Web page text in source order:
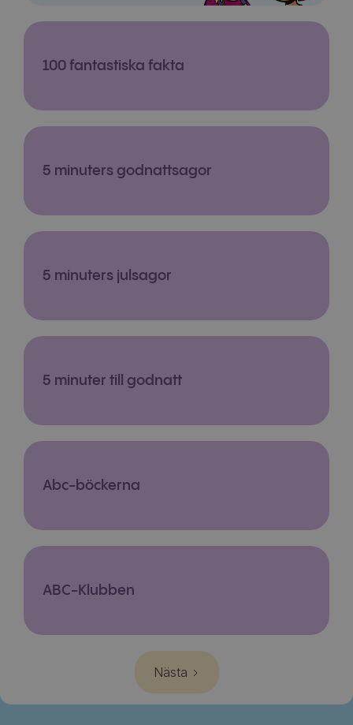
100 fantastiska fakta
5 minuters godnattsagor
5 minuters julsagor
5 minuter till godnatt
Abc-böckerna
ABC-Klubben
Nästa